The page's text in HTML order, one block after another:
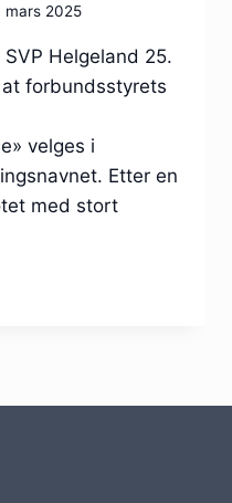
mars 2025
Helgeland 25.
forbundsstyrets
velges i
Etter en
med stort